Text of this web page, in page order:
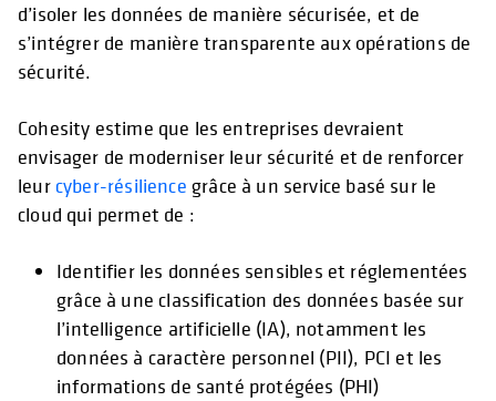
d’isoler les données de manière sécurisée, et de
s’intégrer de manière transparente aux opérations de
sécurité.
Cohesity estime que les entreprises devraient
envisager de moderniser leur sécurité et de renforcer
leurcyber-résilience grâce à un service basé sur le
cloud qui permet de :
Identifier les données sensibles et réglementées
grâce à une classification des données basée sur
l’intelligence artificielle (IA), notamment les
données à caractère personnel (PII), PCI et les
informations de santé protégées (PHI)